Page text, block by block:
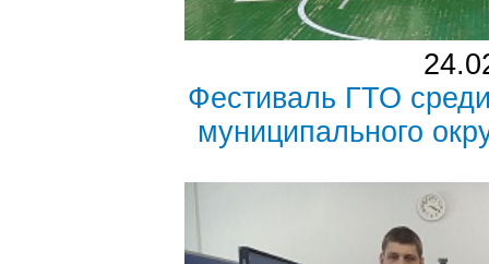
Фестиваль ГТО
муниципального